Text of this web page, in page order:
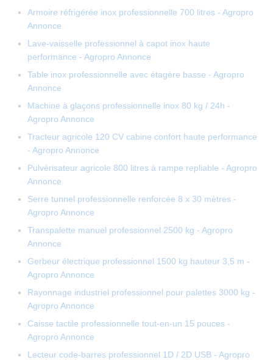
Armoire réfrigérée inox professionnelle 700 litres - Agropro
Annonce
Lave-vaisselle professionnel à capot inox haute
performance - Agropro Annonce
Table inox professionnelle avec étagère basse - Agropro
Annonce
Machine à glaçons professionnelle inox 80 kg / 24h -
Agropro Annonce
Tracteur agricole 120 CV cabine confort haute performance
- Agropro Annonce
Pulvérisateur agricole 800 litres à rampe repliable - Agropro
Annonce
Serre tunnel professionnelle renforcée 8 x 30 mètres -
Agropro Annonce
Transpalette manuel professionnel 2500 kg - Agropro
Annonce
Gerbeur électrique professionnel 1500 kg hauteur 3,5 m -
Agropro Annonce
Rayonnage industriel professionnel pour palettes 3000 kg -
Agropro Annonce
Caisse tactile professionnelle tout-en-un 15 pouces -
Agropro Annonce
Lecteur code-barres professionnel 1D / 2D USB - Agropro